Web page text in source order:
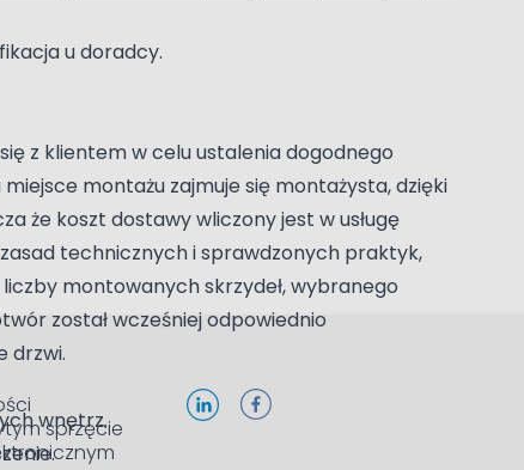
u doradcy.
z klientem w celu ustalenia dogodnego
montażu zajmuje się montażysta, dzięki
że koszt dostawy wliczony jest w usługę
technicznych i sprawdzonych praktyk,
montowanych skrzydeł, wybranego
został wcześniej odpowiednio
drzwi.
wnętrz.
sprzęcie